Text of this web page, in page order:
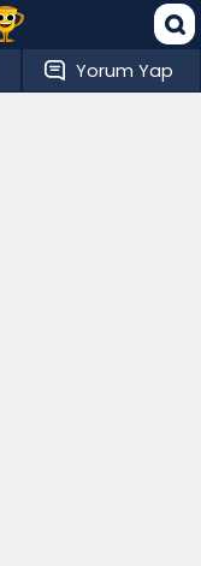
Yorum Yap